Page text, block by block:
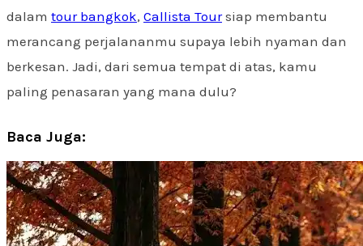
dalam tour bangkok, Callista Toursiap membantu
merancang perjalananmu supaya lebih nyaman dan
berkesan. Jadi, dari semua tempat di atas, kamu
paling penasaran yang mana dulu?
Baca Juga: